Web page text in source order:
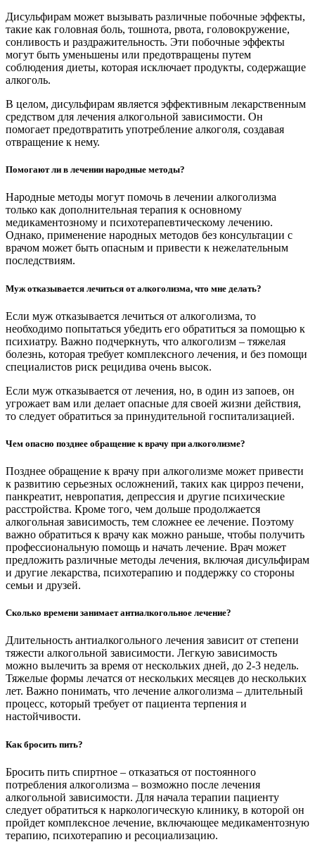
Дисульфирам может вызывать различные побочные эффекты,
такие как головная боль, тошнота, рвота, головокружение,
сонливость и раздражительность. Эти побочные эффекты
могут быть уменьшены или предотвращены путем
соблюдения диеты, которая исключает продукты, содержащие
алкоголь.
В целом, дисульфирам является эффективным лекарственным
средством для лечения алкогольной зависимости. Он
помогает предотвратить употребление алкоголя, создавая
отвращение к нему.
Помогают ли в лечении народные методы?
Народные методы могут помочь в лечении алкоголизма
только как дополнительная терапия к основному
медикаментозному и психотерапевтическому лечению.
Однако, применение народных методов без консультации с
врачом может быть опасным и привести к нежелательным
последствиям.
Муж отказывается лечиться от алкоголизма, что мне делать?
Если муж отказывается лечиться от алкоголизма, то
необходимо попытаться убедить его обратиться за помощью к
психиатру. Важно подчеркнуть, что алкоголизм – тяжелая
болезнь, которая требует комплексного лечения, и без помощи
специалистов риск рецидива очень высок.
Если муж отказывается от лечения, но, в один из запоев, он
угрожает вам или делает опасные для своей жизни действия,
то следует обратиться за принудительной госпитализацией.
Чем опасно позднее обращение к врачу при алкоголизме?
Позднее обращение к врачу при алкоголизме может привести
к развитию серьезных осложнений, таких как цирроз печени,
панкреатит, невропатия, депрессия и другие психические
расстройства. Кроме того, чем дольше продолжается
алкогольная зависимость, тем сложнее ее лечение. Поэтому
важно обратиться к врачу как можно раньше, чтобы получить
профессиональную помощь и начать лечение. Врач может
предложить различные методы лечения, включая дисульфирам
и другие лекарства, психотерапию и поддержку со стороны
семьи и друзей.
Сколько времени занимает антиалкогольное лечение?
Длительность антиалкогольного лечения зависит от степени
тяжести алкогольной зависимости. Легкую зависимость
можно вылечить за время от нескольких дней, до 2-3 недель.
Тяжелые формы лечатся от нескольких месяцев до нескольких
лет. Важно понимать, что лечение алкоголизма – длительный
процесс, который требует от пациента терпения и
настойчивости.
Как бросить пить?
Бросить пить спиртное – отказаться от постоянного
потребления алкоголизма – возможно после лечения
алкогольной зависимости. Для начала терапии пациенту
следует обратиться к наркологическую клинику, в которой он
пройдет комплексное лечение, включающее медикаментозную
терапию, психотерапию и ресоциализацию.